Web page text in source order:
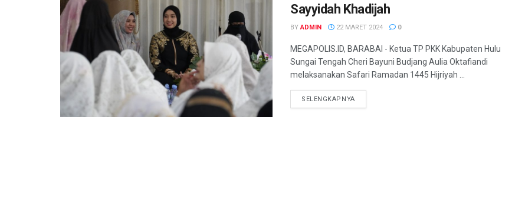
Sayyidah Khadijah
BY ADMIN 22 MARET 2024 0
MEGAPOLIS.ID, BARABAI - Ketua TP PKK Kabupaten Hulu
Sungai Tengah Cheri Bayuni Budjang Aulia Oktafiandi
melaksanakan Safari Ramadan 1445 Hijriyah ...
SELENGKAPNYA